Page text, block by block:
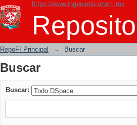
https://www.ingenieria.unam.mx
Buscar
RepoFI Principal → Buscar
Buscar
Buscar: